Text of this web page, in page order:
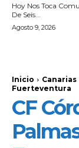
Hoy Nos Toca
De Seis...
Agosto 9, 2026